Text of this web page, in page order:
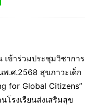
ข้าร่วมประชุมวิชาการ
พ.ศ.2568 สุขภาวะเด็ก
for Global Citizens”
โรงเรียนส่งเสริมสุข